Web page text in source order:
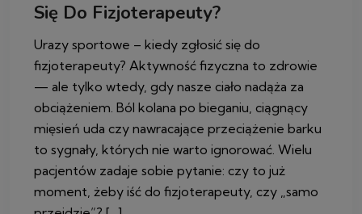
Się Do Fizjoterapeuty?
Urazy sportowe – kiedy zgłosić się do
fizjoterapeuty? Aktywność fizyczna to zdrowie
— ale tylko wtedy, gdy nasze ciało nadąża za
obciążeniem. Ból kolana po bieganiu, ciągnący
mięsień uda czy nawracające przeciążenie barku
to sygnały, których nie warto ignorować. Wielu
pacjentów zadaje sobie pytanie: czy to już
moment, żeby iść do fizjoterapeuty, czy „samo